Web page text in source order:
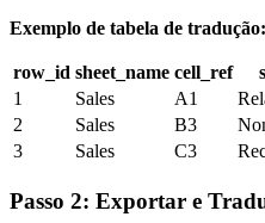
Exemplo de tabela de tradução:
row_id sheet_name cell_ref
1
Sales A1
2
Sales B3
3
Sales C3
Passo 2: Exportar e